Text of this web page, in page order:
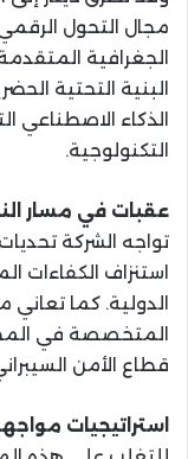
مجال التحول
الجغرافية
البنية التحتية
الذكاء الاصطناعي
التكنولوجية.
عقبات في مسار
تواجه الشركة
استنزاف الكفاءات
الدولية. كما
المتخصصة في
قطاع الأمن
استراتيجيات